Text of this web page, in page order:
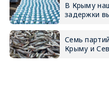
В Крыму
задержки
Семь
Крыму и